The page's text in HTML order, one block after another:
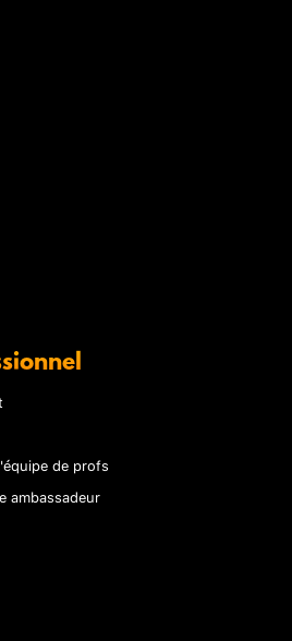
de profs
ambassadeur